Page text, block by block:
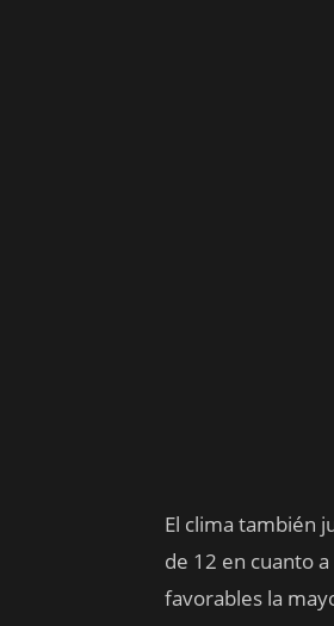
El clima también
de 12 en cuanto
favorables la